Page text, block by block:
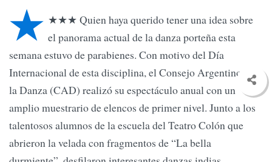
★ ★★★ Quien haya querido tener una idea sobre
el panorama actual de la danza porteña esta
semana estuvo de parabienes. Con motivo del Día
Internacional de esta disciplina, el Consejo Argentino de
la Danza (CAD) realizó su espectáculo anual con un
amplio muestrario de elencos de primer nivel. Junto a los
talentosos alumnos de la escuela del Teatro Colón que
abrieron la velada con fragmentos de “La bella